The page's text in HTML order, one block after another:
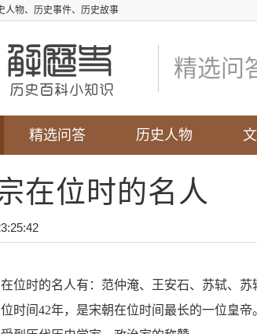
人物、历史事件、历史故事
精选问
精选问答 历史人物
在位时的名人
位时的名人有：范仲淹、王安石、苏轼、
时间42年，是宋朝在位时间最长的一位皇